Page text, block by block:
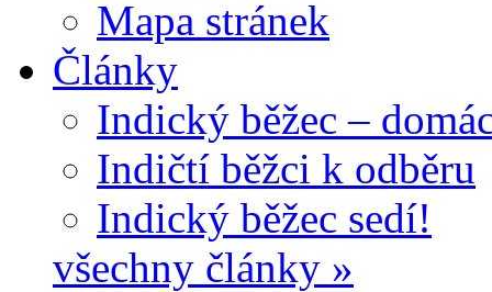
Mapa stránek
Články
Indický běžec –
Indičtí běžci k odběru
Indický běžec sedí!
všechny články »